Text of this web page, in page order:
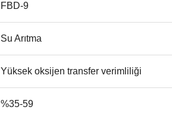
FBD-9
Su Arıtma
Yüksek oksijen transfer verimliliği
%35-59